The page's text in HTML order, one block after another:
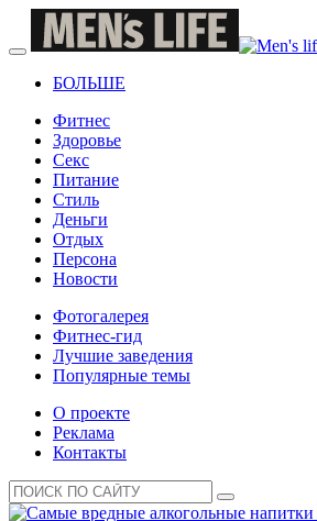
БОЛЬШЕ
Фитнес
Здоровье
Секс
Питание
Стиль
Деньги
Отдых
Персона
Новости
Фотогалерея
Фитнес-гид
Лучшие заведения
Популярные темы
О проекте
Реклама
Контакты